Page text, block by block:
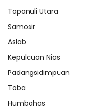
Tapanuli Utara
Samosir
Aslab
Kepulauan Nias
Padangsidimpuan
Toba
Humbahas